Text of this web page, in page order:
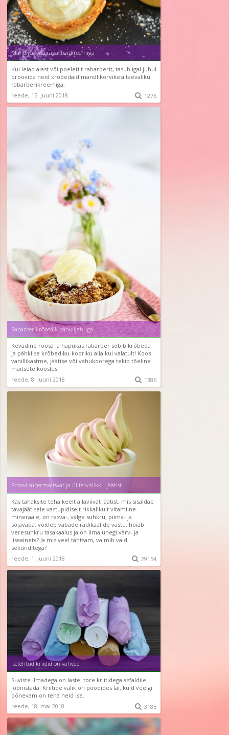
Mandlikorvid rabarberikreemiga
Kui leiad aiast või poeletilt rabarberit, tasub igal juhul
proovida neid krõbedaid mandlikorvikesi taevaliku
rabarberikreemiga.
reede, 15. juuni 2018
 1276
Rabarberikrõbedik pähklijahuga
Kevadine roosa ja hapukas rabarber sobib krõbeda
ja pähklise krõbediku-kooriku alla kui valatult! Koos
vanillikastme, jäätise või vahukoorega tekib tõeline
maitsete kooslus.
reede, 8. juuni 2018
 1386
Proovi supermaitsvat ja ülitervislikku jäätist
Kas tahaksite teha keelt allaviivat jäätist, mis sisaldab
tavajäätisele vastupidiselt rikkalikult vitamiine-
mineraale, on rasva-, valge suhkru, piima- ja
sojavaba, võitleb vabade radikaalide vastu, hoiab
veresuhkru tasakaalus ja on ilma ühegi värv- ja
lisaaineta? Ja mis veel tähtsam, valmib vaid
sekunditega?
reede, 1. juuni 2018
 29154
Isetehtud kriidid on vahvad
Suviste ilmadega on lastel tore kriitidega asfaldile
joonistada. Kriitide valik on poodides lai, kuid veelgi
põnevam on teha neid ise.
reede, 18. mai 2018
 3185